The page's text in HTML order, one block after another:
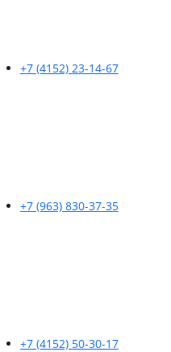
+7 (4152) 23-14-67
+7 (963) 830-37-35
+7 (4152) 50-30-17